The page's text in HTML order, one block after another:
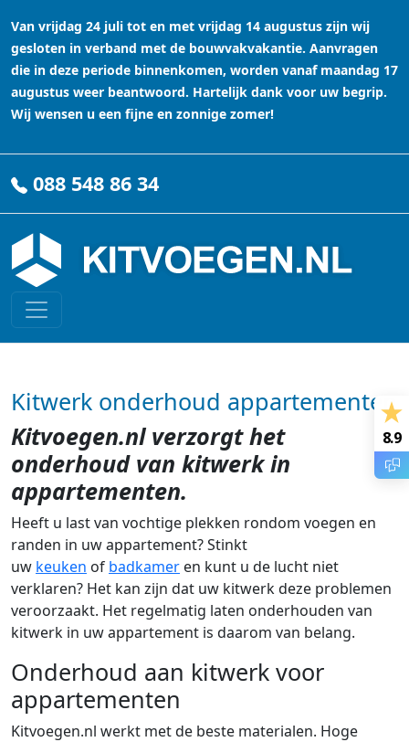
Van vrijdag 24 juli tot en met vrijdag 14 augustus zijn wij
gesloten in verband met de bouwvakvakantie. Aanvragen
die in deze periode binnenkomen, worden vanaf maandag 17
augustus weer beantwoord. Hartelijk dank voor uw begrip.
Wij wensen u een fijne en zonnige zomer!
088 548 86 34
Kitwerk onderhoud appartementen
Kitvoegen.nl verzorgt het
onderhoud van kitwerk in
appartementen.
Heeft u last van vochtige plekken rondom voegen en
randen in uw appartement? Stinkt
uw keuken of badkamer en kunt u de lucht niet
verklaren? Het kan zijn dat uw kitwerk deze problemen
veroorzaakt. Het regelmatig laten onderhouden van
kitwerk in uw appartement is daarom van belang.
Onderhoud aan kitwerk voor
appartementen
Kitvoegen.nl werkt met de beste materialen. Hoge
8.9